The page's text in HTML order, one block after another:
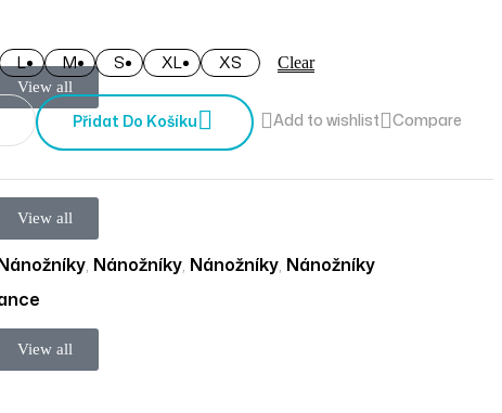
View all
View all
View all
L M S XL XS Clear
Přidat Do Košíku Add to wishlist Compare
, Nánožníky, Nánožníky, Nánožníky